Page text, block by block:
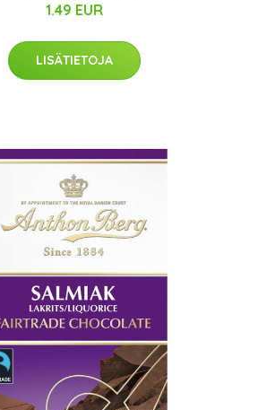
1.49 EUR
LISÄTIETOJA